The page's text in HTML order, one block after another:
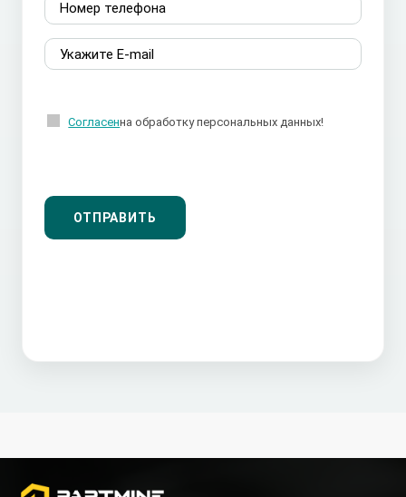
Согласенна обработку персональных данных!
ОТПРАВИТЬ